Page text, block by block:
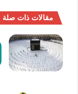
مقالات ذات صلة